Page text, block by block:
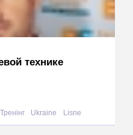
технике
Тренінг Ukraine Lisne